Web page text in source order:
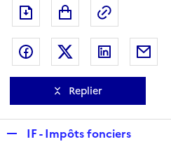
Exporter le document
Partager sur Facebook
Partager surPartager
Replier
IF - Impôts fonciers